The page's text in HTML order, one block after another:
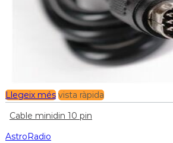
Llegeix més vista ràpida
Cable minidin 10 pin
AstroRadio